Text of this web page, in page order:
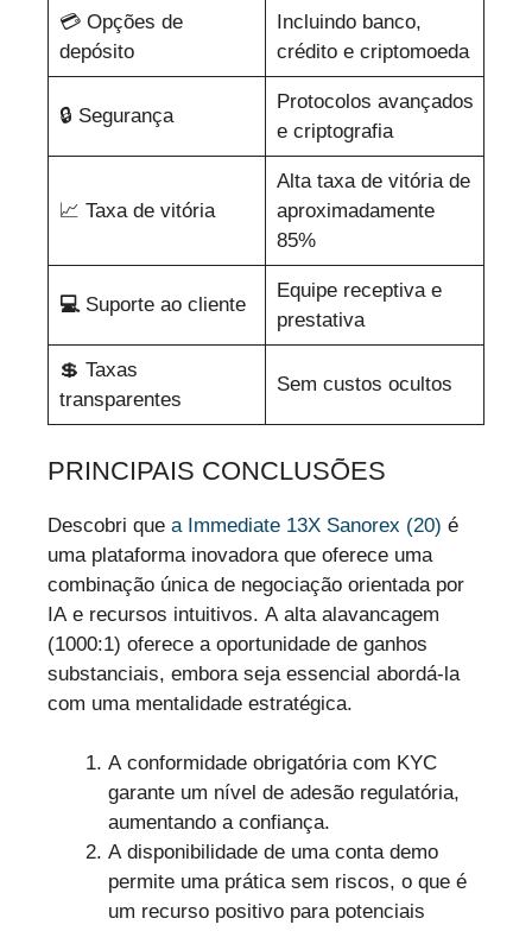
💳 Opções de
depósito
Incluindo banco,
crédito e criptomoeda
🔒 Segurança
Protocolos avançados
e criptografia
📈 Taxa de vitória
Alta taxa de vitória de
aproximadamente
85%
💻Suporte ao cliente
Equipe receptiva e
prestativa
💲 Taxas
transparentes
Sem custos ocultos
PRINCIPAIS CONCLUSÕES
Descobri que a Immediate 13X Sanorex (20) é
uma plataforma inovadora que oferece uma
combinação única de negociação orientada por
IA e recursos intuitivos. A alta alavancagem
(1000:1) oferece a oportunidade de ganhos
substanciais, embora seja essencial abordá-la
com uma mentalidade estratégica.
A conformidade obrigatória com KYC
garante um nível de adesão regulatória,
aumentando a confiança.
A disponibilidade de uma conta demo
permite uma prática sem riscos, o que é
um recurso positivo para potenciais